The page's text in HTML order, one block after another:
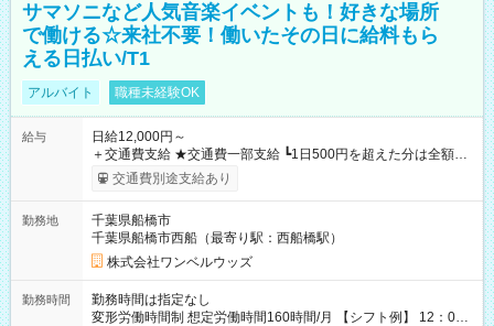
サマソニなど人気音楽イベントも！好きな場所
で働ける☆来社不要！働いたその日に給料もら
える日払い/T1
アルバイト 職種未経験OK
給与
日給12,000円～
＋交通費支給 ★交通費一部支給 ┗1日500円を超えた分は全額支
給！ ※往復500円以内の方は自己負担となります ★日払いOK！
（規定あり） ┗働いたその日に現金GET♪ お仕事後はコンビニ
なし
交通費別途支給あり
勤務地
千葉県船橋市
千葉県船橋市西船（最寄り駅：西船橋駅）
株式会社ワンベルウッズ
勤務時間
勤務時間は指定なし
変形労働時間制 想定労働時間160時間/月 【シフト例】 12：00